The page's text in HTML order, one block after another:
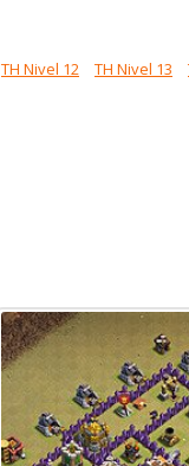
TH Nivel 12 TH Nivel 13